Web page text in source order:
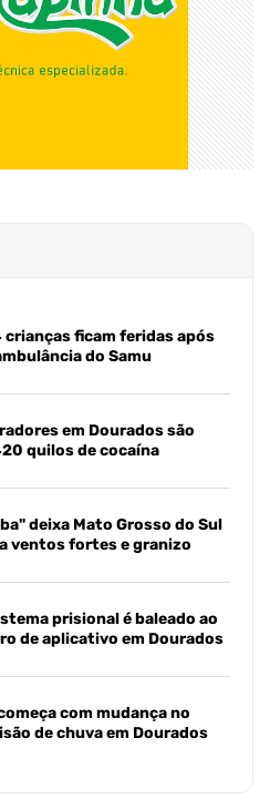
ficam feridas após
do Samu
em Dourados são
quilos de cocaína
deixa Mato Grosso do Sul
ventos fortes e granizo
prisional é baleado ao
de aplicativo em Dourados
com mudança no
de chuva em Dourados